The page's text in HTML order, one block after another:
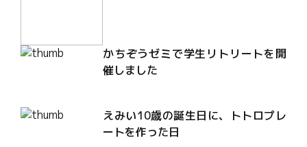
かちぞうゼミで学生リトリートを開
催しました
えみい10歳の誕生日に、トトロプレ
ートを作った日